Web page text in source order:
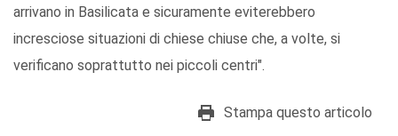
arrivano in Basilicata e sicuramente eviterebbero
incresciose situazioni di chiese chiuse che, a volte, si
verificano soprattutto nei piccoli centri".
Stampa questo articolo